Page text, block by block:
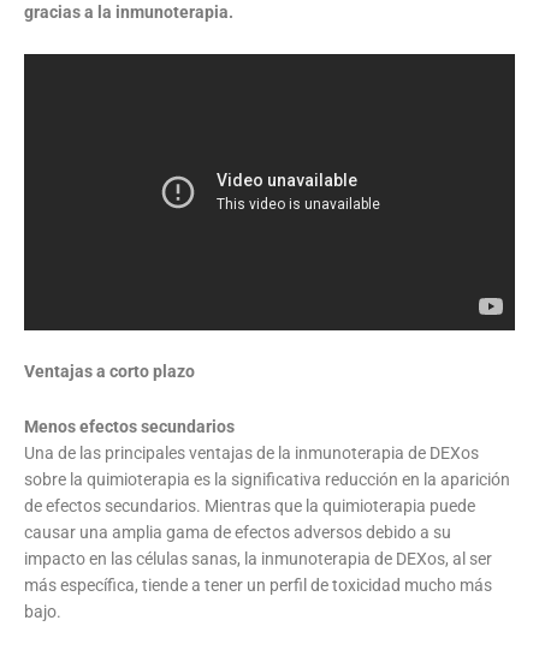
gracias a la inmunoterapia.
Ventajas a corto plazo
Menos efectos secundarios
Una de las principales ventajas de la inmunoterapia de DEXos
sobre la quimioterapia es la significativa reducción en la aparición
de efectos secundarios. Mientras que la quimioterapia puede
causar una amplia gama de efectos adversos debido a su
impacto en las células sanas, la inmunoterapia de DEXos, al ser
más específica, tiende a tener un perfil de toxicidad mucho más
bajo.